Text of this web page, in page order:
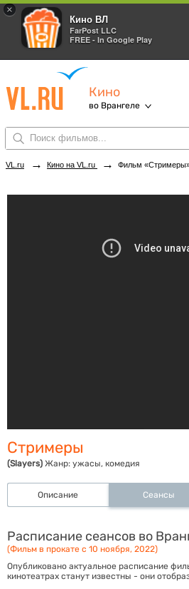
×
Кино ВЛ
FarPost LLC
FREE - In Google Play
Кино
во Врангеле
VL.ru → Кино на VL.ru → Фильм «Стримеры» в
Стримеры
(Slayers) Жанр: ужасы, комедия
Описание Сеансы
Расписание сеансов во
(Фильм в прокате с 10 ноября, 2022)
Опубликовано актуальное расписание
кинотеатрах станут известны - они